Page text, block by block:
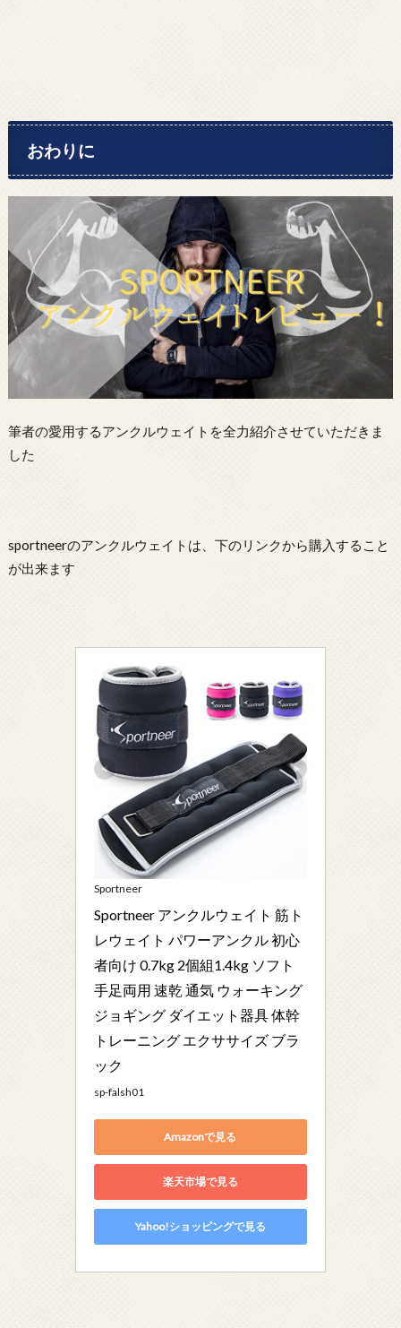
おわりに
筆者の愛用するアンクルウェイトを全力紹介させていただきま
した
sportneerのアンクルウェイトは、下のリンクから購入すること
が出来ます
Sportneer
Sportneer アンクルウェイト 筋ト
レウェイト パワーアンクル 初心
者向け 0.7kg 2個組1.4kg ソフト
手足両用 速乾 通気 ウォーキング
ジョギング ダイエット器具 体幹
トレーニング エクササイズ ブラ
ック
sp-falsh01
Amazonで見る
楽天市場で見る
Yahoo!ショッピングで見る